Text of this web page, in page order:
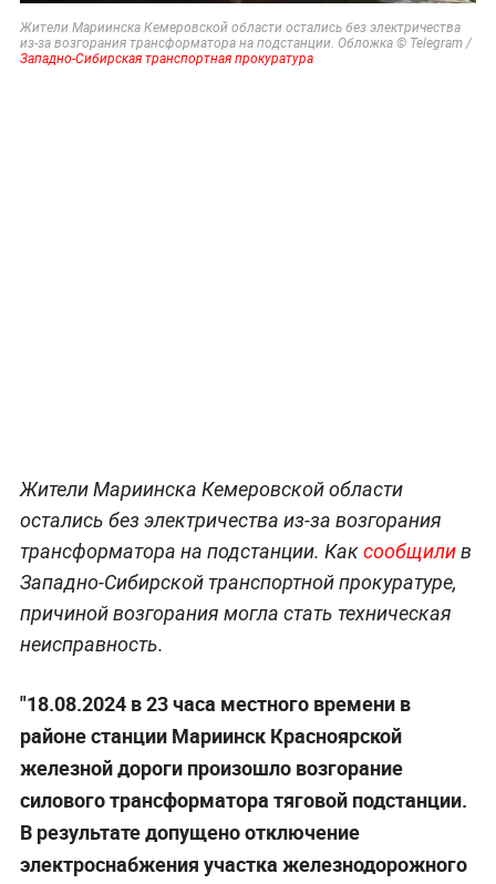
Жители Мариинска Кемеровской области остались без электричества
из-за возгорания трансформатора на подстанции. Обложка © Telegram /
Западно-Сибирская транспортная прокуратура
Жители Мариинска Кемеровской области
остались без электричества из-за возгорания
трансформатора на подстанции. Каксообщилив
Западно-Сибирской транспортной прокуратуре,
причиной возгорания могла стать техническая
неисправность.
"18.08.2024 в 23 часа местного времени в
районе станции Мариинск Красноярской
железной дороги произошло возгорание
силового трансформатора тяговой подстанции.
В результате допущено отключение
электроснабжения участка железнодорожного